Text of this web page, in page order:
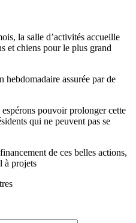
la salle d’activités accueille
et chiens pour le plus grand
hebdomadaire assurée par de
pouvoir prolonger cette
qui ne peuvent pas se
de ces belles actions,
à projets